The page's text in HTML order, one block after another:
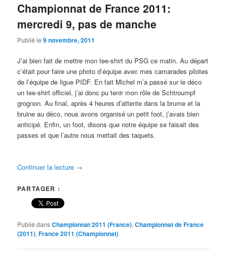
Championnat de France 2011:
mercredi 9, pas de manche
Publié le9 novembre, 2011
J’ai bien fait de mettre mon tee-shirt du PSG ce matin. Au départ
c’était pour faire une photo d’équipe avec mes camarades pilotes
de l’équipe de ligue PIDF. En fait Michel m’a passé sur le déco
un tee-shirt officiel, j’ai donc pu tenir mon rôle de Schtroumpf
grognon. Au final, après 4 heures d’attente dans la brume et la
bruine au déco, nous avons organisé un petit foot, j’avais bien
anticipé. Enfin, un foot, disons que notre équipe se faisait des
passes et que l’autre nous mettait des taquets.
Continuer la lecture →
PARTAGER :
Publié dansChampionnat 2011 (France),Championnat de France
(2011),France 2011 (Championnat)